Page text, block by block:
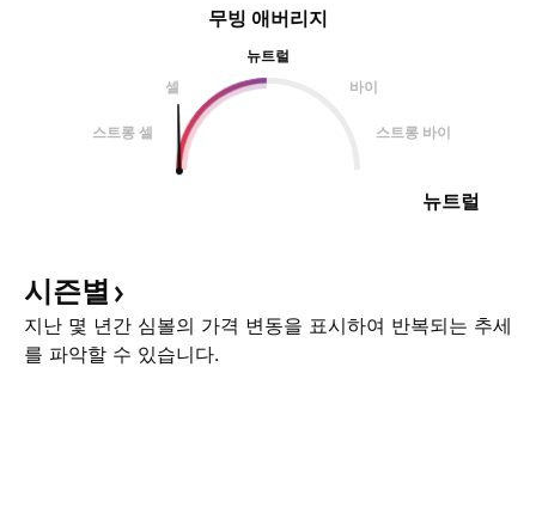
무빙 애버리지
뉴트럴
셀
바이
스트롱 셀 스트롱 바이
뉴트럴
시즌별
지난 몇 년간 심볼의 가격 변동을 표시하여 반복되는 추세
를 파악할 수 있습니다.